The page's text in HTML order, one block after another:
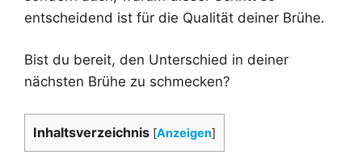
entscheidend ist für die Qualität deiner Brühe.
Bist du bereit, den Unterschied in deiner
nächsten Brühe zu schmecken?
Inhaltsverzeichnis [Anzeigen]